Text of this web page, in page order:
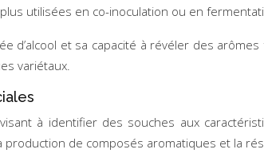
utilisées en co-inoculation ou en
d’alcool et sa capacité à révéler des
variétaux.
à identifier des souches aux
production de composés aromatiques et la